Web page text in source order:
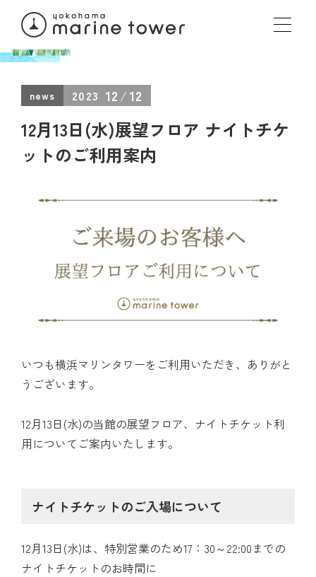
news 2023 12 12
12月13日(水)展望フロア ナイトチケ
ットのご利用案内
いつも横浜マリンタワーをご利用いただき、ありがと
うございます。
12月13日(水)の当館の展望フロア、ナイトチケット利
用についてご案内いたします。
ナイトチケットのご入場について
12月13日(水)は、特別営業のため17：30～22:00までの
ナイトチケットのお時間に